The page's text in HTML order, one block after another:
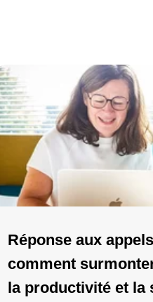
Réponse aux
comment
la productivité et la